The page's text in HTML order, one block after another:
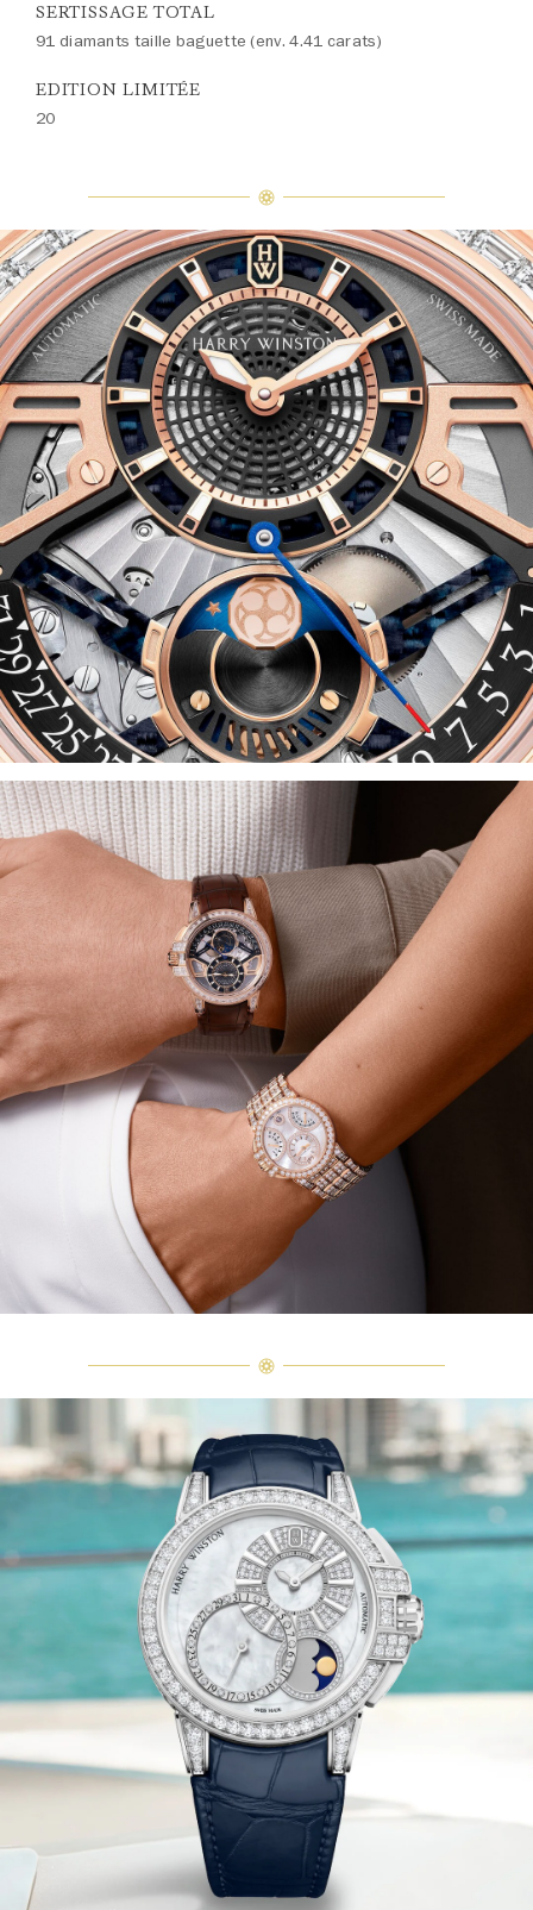
SERTISSAGE TOTAL
91 diamants taille baguette (env. 4.41 carats)
EDITION LIMITÉE
20